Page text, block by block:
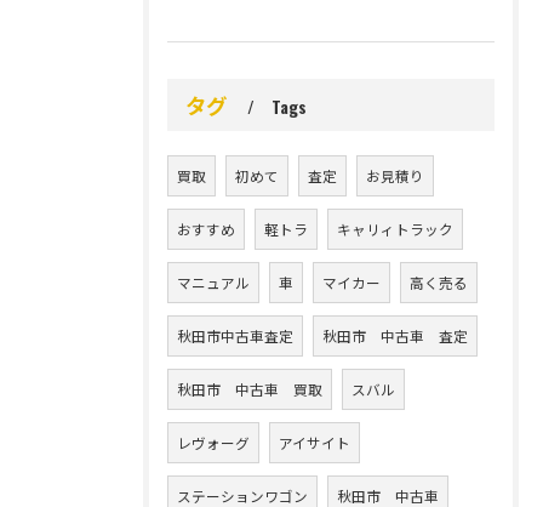
タグ Tags
買取 初めて 査定 お見積り
おすすめ 軽トラ キャリィトラック
マニュアル 車 マイカー 高く売る
秋田市中古車査定 秋田市 中古車 査定
秋田市 中古車 買取 スバル
レヴォーグ アイサイト
ステーションワゴン 秋田市 中古車